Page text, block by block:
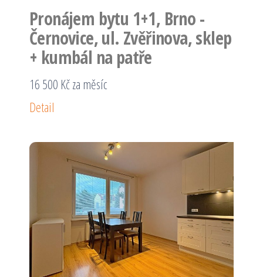
Pronájem bytu 1+1, Brno -
Černovice, ul. Zvěřinova, sklep
+ kumbál na patře
16 500 Kč za měsíc
Detail